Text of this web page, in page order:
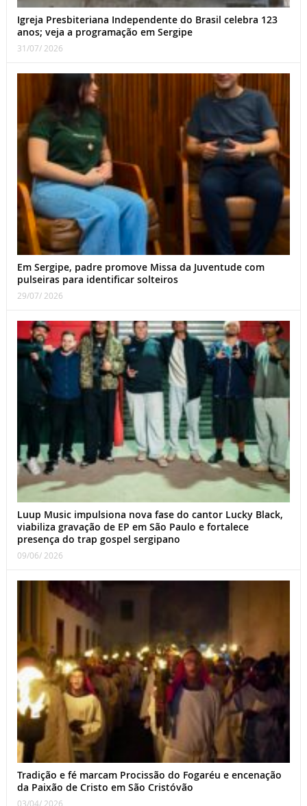
Igreja Presbiteriana Independente do Brasil celebra 123
anos; veja a programação em Sergipe
31/07/ 2026
Em Sergipe, padre promove Missa da Juventude com
pulseiras para identificar solteiros
29/07/ 2026
Luup Music impulsiona nova fase do cantor Lucky Black,
viabiliza gravação de EP em São Paulo e fortalece
presença do trap gospel sergipano
09/06/ 2026
Tradição e fé marcam Procissão do Fogaréu e encenação
da Paixão de Cristo em São Cristóvão
03/04/ 2026